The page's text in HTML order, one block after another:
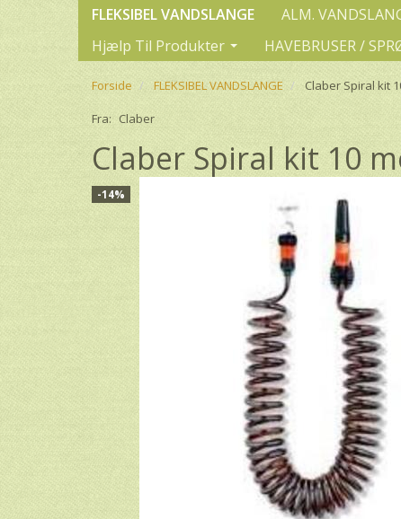
FLEKSIBEL VANDSLANGE ALM.
Hjælp Til Produkter
HAVEBRUSER /
Forside FLEKSIBEL VANDSLANGE Claber Spiral kit
Fra: Claber
Claber Spiral kit 10
-14%